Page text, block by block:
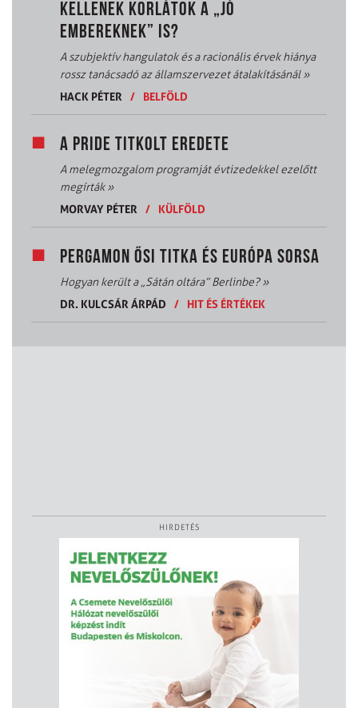
KELLENEK KORLÁTOK A „JÓ
EMBEREKNEK” IS?
A szubjektív hangulatok és a racionális érvek hiánya
rossz tanácsadó az államszervezet átalakításánál»
HACK PÉTER
/ BELFÖLD
A PRIDE TITKOLT EREDETE
A melegmozgalom programját évtizedekkel ezelőtt
megírták»
MORVAY PÉTER
/ KÜLFÖLD
PERGAMON ŐSI TITKA ÉS EURÓPA SORSA
Hogyan került a „Sátán oltára” Berlinbe?»
DR. KULCSÁR ÁRPÁD
/ HIT ÉS ÉRTÉKEK
HIRDETÉS